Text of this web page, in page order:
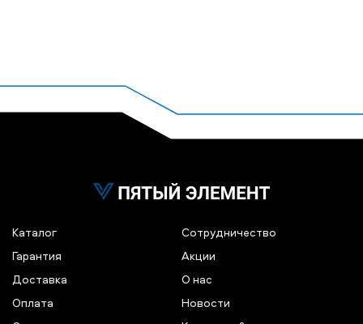
Каталог
Гарантия
Доставка
Оплата
Сотрудничество
Акции
О нас
Новости